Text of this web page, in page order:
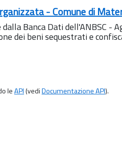
- Comune di
Banca Dati dell'ANBSC -
dei beni sequestrati e
leAPI(vediDocumentazione API).